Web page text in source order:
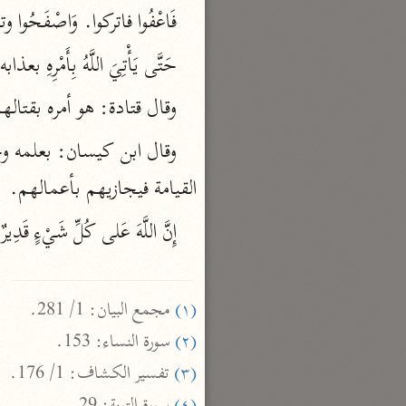
السمرقندي (٣٧٣ هـ)
نحو ٥ مجلدات
الكشف والبيان
الثعلبي (٤٢٧ هـ)
نحو ٨ مجلدات
فَاعْفُوا فاتركوا. وَاصْفَحُوا
حَتَّى يَأْتِيَ اللَّهُ بِأَمْرِهِ
وقال قتادة: هو أمره
القيامة فيجازيهم بأعمالهم.
إِنَّ اللَّهَ عَلى كُلِّ شَيْءٍ
(١)
مجمع البيان: 1/ 281.
(٢)
سورة النساء: 153.
(٣)
تفسير الكشاف: 1/ 176.